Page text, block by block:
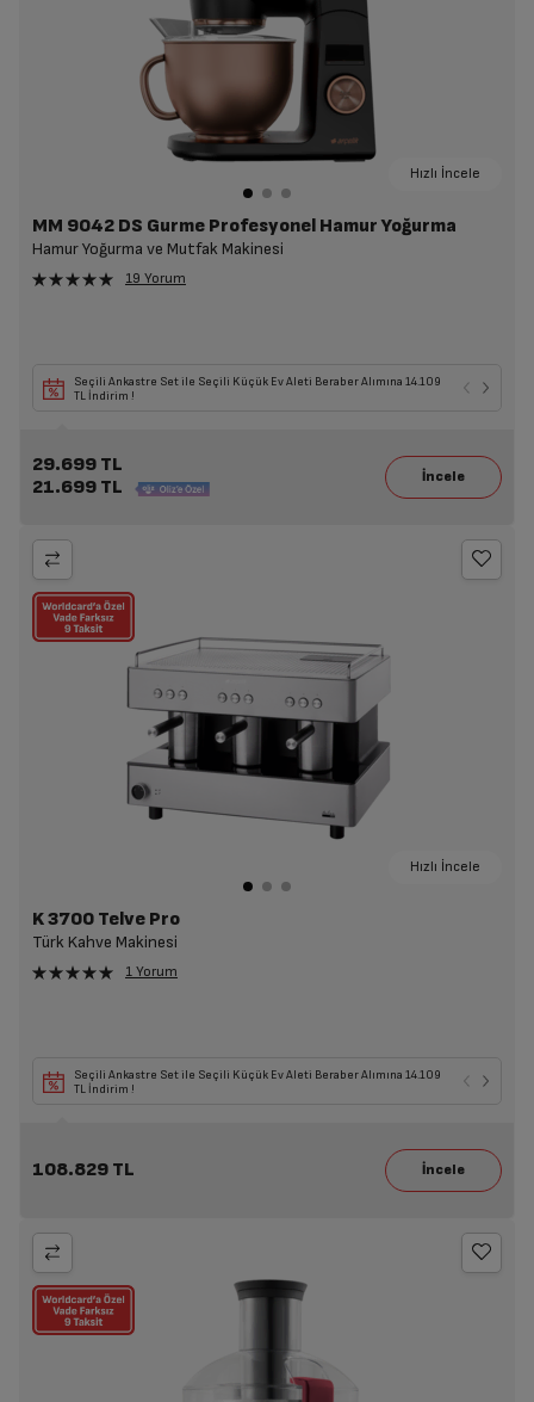
Hızlı İncele
MM 9042 DS Gurme Profesyonel Hamur Yoğurma
Hamur Yoğurma ve Mutfak Makinesi
19 Yorum
Seçili Ankastre Set ile Seçili Küçük Ev Aleti Beraber Alımına 14.109
TL İndirim !
29.699 TL
21.699 TL
Hızlı İncele
K 3700 Telve Pro
Türk Kahve Makinesi
1 Yorum
Seçili Ankastre Set ile Seçili Küçük Ev Aleti Beraber Alımına 14.109
TL İndirim !
108.829 TL